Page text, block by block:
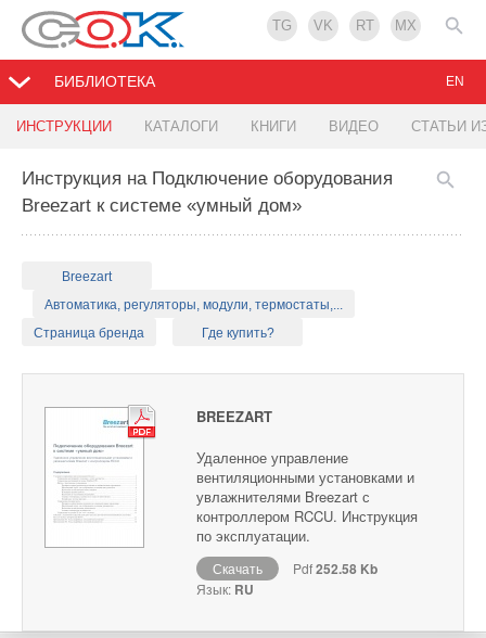
TG VK RT MX
БИБЛИОТЕКА
ИНСТРУКЦИИ КАТАЛОГИ КНИГИ ВИДЕО СТАТЬИ
EN
Инструкция на Подключение оборудования
Breezart к системе «умный дом»
Breezart
Автоматика, регуляторы, модули, термостаты,...
Страница бренда
Где купить?
BREEZART
Удаленное управление
вентиляционными установками и
увлажнителями Breezart с
контроллером RCCU. Инструкция
по эксплуатации.
Скачать Pdf252.58 Kb
Язык: RU